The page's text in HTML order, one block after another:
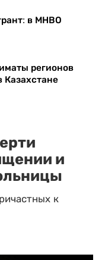
в МНВО
регионов
Казахстане
и
к